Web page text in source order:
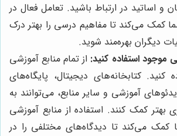
و اساتید در ارتباط باشید. تعامل فعال در
کمک می‌کند تا مفاهیم درسی را بهتر درک
دیگران بهره‌مند شوید.
موجود استفاده کنید: از تمام منابع آموزشی
کنید. کتابخانه‌های دیجیتال، پایگاه‌های
آموزشی و سایر منابع، می‌توانند به
بهتر کمک کنند. استفاده از منابع آموزشی
کمک می‌کند تا دیدگاه‌های مختلفی را در